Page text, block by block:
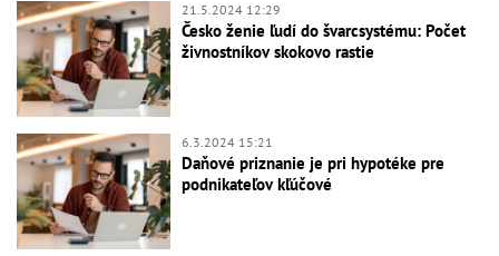
21.5.2024 12:29
Česko ženie ľudí do švarcsystému: Počet
živnostníkov skokovo rastie
6.3.2024 15:21
Daňové priznanie je pri hypotéke pre
podnikateľov kľúčové